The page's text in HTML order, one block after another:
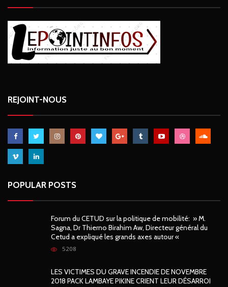
REJOINT-NOUS
POPULAR POSTS
Forum du CETUD sur la politique de mobilité: » M.
Sagna, Dr Thierno Birahim Aw, Directeur général du
Cetud a expliqué les grands axes autour «
5208
LES VICTIMES DU GRAVE INCENDIE DE NOVEMBRE
2018 PACK LAMBAYE PIKINE CRIENT LEUR DÉSARROI